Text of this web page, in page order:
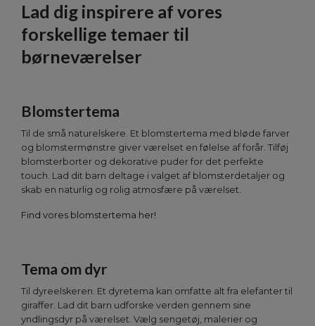
Lad dig inspirere af vores
forskellige temaer til
børneværelser
Blomstertema
Til de små naturelskere. Et blomstertema med bløde farver
og blomstermønstre giver værelset en følelse af forår. Tilføj
blomsterborter og dekorative puder for det perfekte
touch. Lad dit barn deltage i valget af blomsterdetaljer og
skab en naturlig og rolig atmosfære på værelset.
Find vores blomstertema her!
Tema om dyr
Til dyreelskeren. Et dyretema kan omfatte alt fra elefanter til
giraffer. Lad dit barn udforske verden gennem sine
yndlingsdyr på værelset. Vælg sengetøj, malerier og